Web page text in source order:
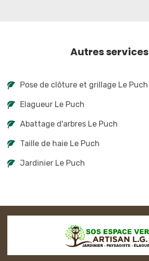
Autres services
Pose de clôture et grillage Le Puch
Elagueur Le Puch
Abattage d'arbres Le Puch
Taille de haie Le Puch
Jardinier Le Puch